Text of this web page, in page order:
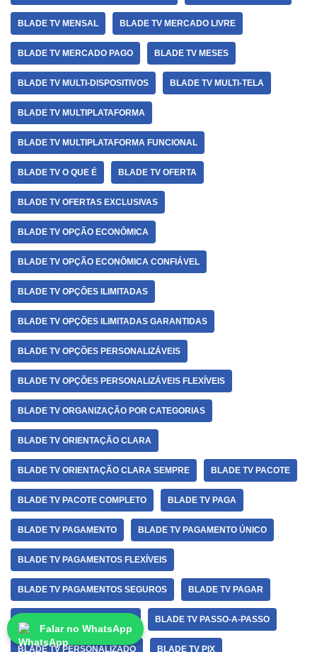
BLADE TV MENSAL BLADE TV MERCADO LIVRE
BLADE TV MERCADO PAGO BLADE TV MESES
BLADE TV MULTI-DISPOSITIVOS BLADE TV MULTI-TELA
BLADE TV MULTIPLATAFORMA
BLADE TV MULTIPLATAFORMA FUNCIONAL
BLADE TV O QUE É BLADE TV OFERTA
BLADE TV OFERTAS EXCLUSIVAS
BLADE TV OPÇÃO ECONÔMICA
BLADE TV OPÇÃO ECONÔMICA CONFIÁVEL
BLADE TV OPÇÕES ILIMITADAS
BLADE TV OPÇÕES ILIMITADAS GARANTIDAS
BLADE TV OPÇÕES PERSONALIZÁVEIS
BLADE TV OPÇÕES PERSONALIZÁVEIS FLEXÍVEIS
BLADE TV ORGANIZAÇÃO POR CATEGORIAS
BLADE TV ORIENTAÇÃO CLARA
BLADE TV ORIENTAÇÃO CLARA SEMPRE BLADE TV PACOTE
BLADE TV PACOTE COMPLETO BLADE TV PAGA
BLADE TV PAGAMENTO BLADE TV PAGAMENTO ÚNICO
BLADE TV PAGAMENTOS FLEXÍVEIS
BLADE TV PAGAMENTOS SEGUROS BLADE TV PAGAR
BLADE TV PASSO-A-PASSO
BLADE TV PERSONALIZADO BLADE TV PIX
Falar no WhatsApp